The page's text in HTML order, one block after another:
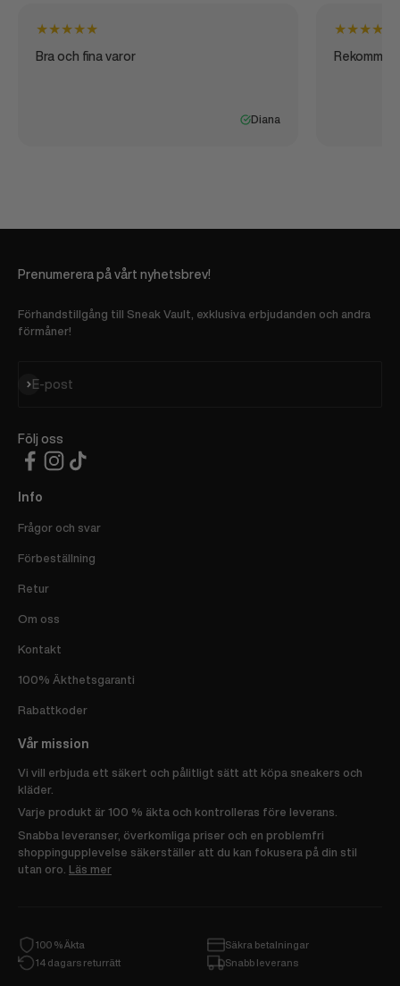
★★★★★
Bra och fina varor
Diana
★★★★
Prenumerera på vårt nyhetsbrev!
Förhandstillgång till Sneak Vault, exklusiva erbjudanden och andra
förmåner!
E-post
Prenumerera
Följ oss
Info
Frågor och svar
Förbeställning
Retur
Om oss
Kontakt
100% Äkthetsgaranti
Rabattkoder
Vår mission
Vi vill erbjuda ett säkert och pålitligt sätt att köpa sneakers och
kläder.
Varje produkt är 100 % äkta och kontrolleras före leverans.
Snabba leveranser, överkomliga priser och en problemfri
shoppingupplevelse säkerställer att du kan fokusera på din stil
utan oro. Läs mer
100 % Äkta
Säkra betalningar
14 dagars returrätt
Snabb leverans